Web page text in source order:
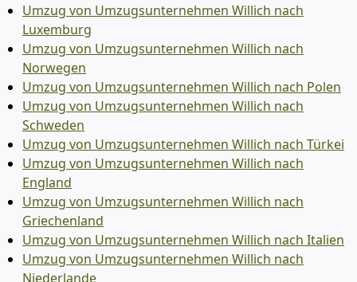
Umzug von Umzugsunternehmen Willich nach
Luxemburg
Umzug von Umzugsunternehmen Willich nach
Norwegen
Umzug von Umzugsunternehmen Willich nach Polen
Umzug von Umzugsunternehmen Willich nach
Schweden
Umzug von Umzugsunternehmen Willich nach Türkei
Umzug von Umzugsunternehmen Willich nach
England
Umzug von Umzugsunternehmen Willich nach
Griechenland
Umzug von Umzugsunternehmen Willich nach Italien
Umzug von Umzugsunternehmen Willich nach
Niederlande